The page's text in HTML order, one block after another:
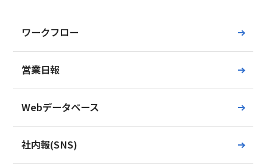
ワークフロー
営業日報
Webデータベース
社内報(SNS)